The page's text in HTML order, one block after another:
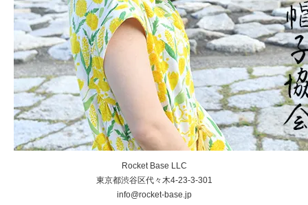
Rocket Base LLC
東京都渋谷区代々木4-23-3-301
info@rocket-base.jp